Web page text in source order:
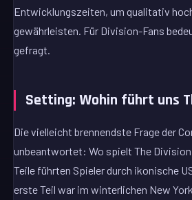
Entwicklungszeiten, um qualitativ
gewährleisten. Für Division-Fans
gefragt.
Setting: Wohin führt uns
Die vielleicht brennendste Frage der
unbeantwortet: Wo spielt The Division
Teile führten Spieler durch ikonische
erste Teil war im winterlichen New